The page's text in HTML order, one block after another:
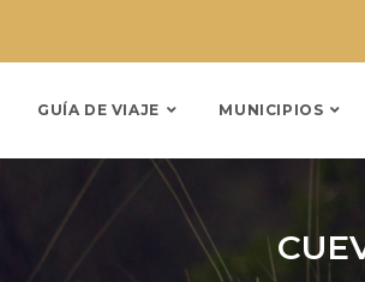
GUÍA DE VIAJE MUNICIPIOS